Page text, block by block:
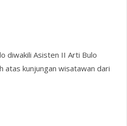
diwakili Asisten II Arti Bulo
atas kunjungan wisatawan dari